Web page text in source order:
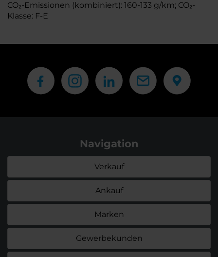
CO₂-Emissionen (kombiniert): 160-133 g/km; CO₂-
Klasse: F-E
Navigation
Verkauf
Ankauf
Marken
Gewerbekunden